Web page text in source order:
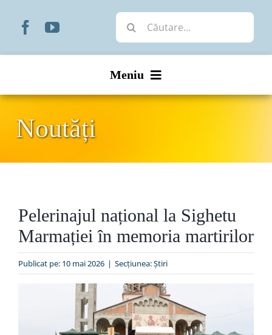
Cautare...
Meniu
Organizare
Liturgic
Noutăți
Pelerinajul național la Sighetu
Marmației în memoria martirilor
Publicat pe: 10 mai 2026 | Secțiunea:Ştiri